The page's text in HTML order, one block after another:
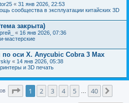
« 31 янв 2026, 22:53
сообщества в эксплуатации китайских 3D
закрыта)
« 16 янв 2026, 07:36
мастерские
оси Х. Anycubic Cobra 3 Max
« 14 янв 2026, 05:38
и 3D печать
Страница1 из
1 2 3 4 5 40